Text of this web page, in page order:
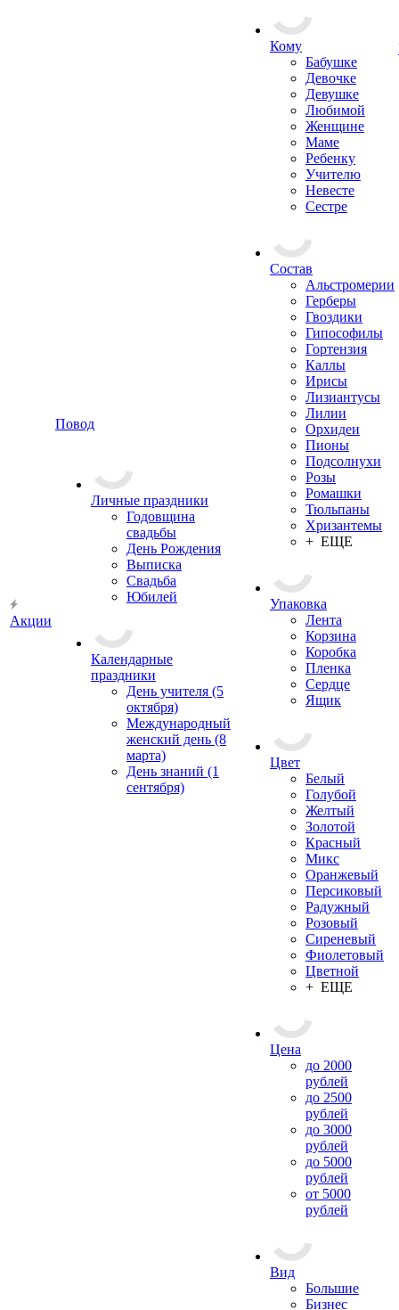
Акции
Повод
Личные праздники
Годовщина
свадьбы
День Рождения
Выписка
Свадьба
Юбилей
Календарные
праздники
День учителя (5
октября)
Международный
женский день (8
марта)
День знаний (1
сентября)
Кому
Бабушке
Девочке
Девушке
Любимой
Женщине
Маме
Ребенку
Учителю
Невесте
Сестре
Состав
Альстромерии
Герберы
Гвоздики
Гипософилы
Гортензия
Каллы
Ирисы
Лизиантусы
Лилии
Орхидеи
Пионы
Подсолнухи
Розы
Ромашки
Тюльпаны
Хризантемы
+ ЕЩЕ
Упаковка
Лента
Корзина
Коробка
Пленка
Сердце
Ящик
Цвет
Белый
Голубой
Желтый
Золотой
Красный
Микс
Оранжевый
Персиковый
Радужный
Розовый
Сиреневый
Фиолетовый
Цветной
+ ЕЩЕ
Цена
до 2000
рублей
до 2500
рублей
до 3000
рублей
до 5000
рублей
от 5000
рублей
Вид
Большие
Бизнес